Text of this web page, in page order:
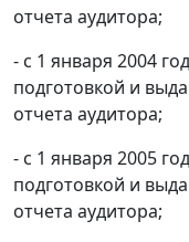
отчета аудитора;
- с 1 января 2004
подготовкой и
отчета аудитора;
- с 1 января 2005
подготовкой и
отчета аудитора;